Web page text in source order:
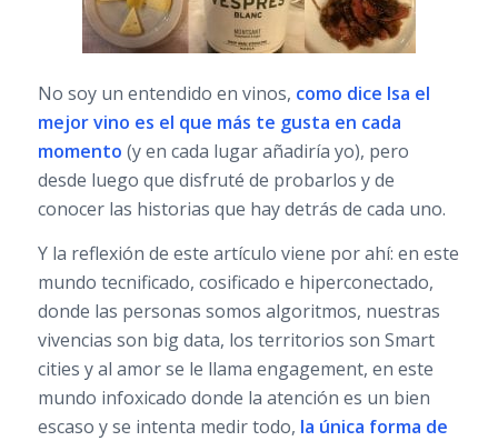
No soy un entendido en vinos, como dice Isa el
mejor vino es el que más te gusta en cada
momento (y en cada lugar añadiría yo), pero
desde luego que disfruté de probarlos y de
conocer las historias que hay detrás de cada uno.
Y la reflexión de este artículo viene por ahí: en este
mundo tecnificado, cosificado e hiperconectado,
donde las personas somos algoritmos, nuestras
vivencias son big data, los territorios son Smart
cities y al amor se le llama engagement, en este
mundo infoxicado donde la atención es un bien
escaso y se intenta medir todo, la única forma de